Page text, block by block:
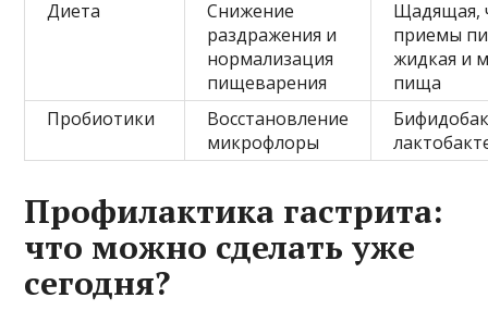
Диета
Снижение
раздражения и
нормализация
пищеварения
Щадящая,
приемы
жидкая и
пища
Пробиотики
Восстановление
микрофлоры
Профилактика гастрита:
что можно сделать уже
сегодня?